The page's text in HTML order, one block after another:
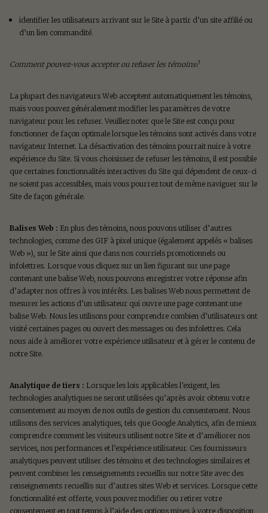
identifier les utilisateurs arrivant sur le Site à partir d’un site affilié ou
d’un lien commandité.
Comment pouvez-vous accepter ou refuser les témoins?
La plupart des navigateurs Web acceptent automatiquement les témoins,
mais vous pouvez généralement modifier les paramètres de votre
navigateur pour les refuser. Veuillez noter que le Site est conçu pour
fonctionner de façon optimale lorsque les témoins sont activés dans votre
navigateur Internet. La désactivation des témoins pourrait nuire à votre
expérience du Site. Si vous choisissez de refuser les témoins, il est possible
que certaines fonctionnalités interactives du Site qui dépendent de ceux-ci
ne soient pas accessibles, mais vous pourrez tout de même naviguer sur le
Site de façon générale.
Balises Web : En plus des témoins, nous pouvons utiliser d’autres
technologies, comme des GIF à pixel unique (également appelés « balises
Web »), sur le Site ainsi que dans nos courriels promotionnels ou
infolettres. Lorsque vous cliquez sur un lien figurant sur une page
contenant une balise Web, nous pouvons enregistrer votre réponse afin
d’adapter nos offres à vos intérêts. Les balises Web nous permettent de
mesurer les actions d’un utilisateur qui ouvre une page contenant une
balise Web. Nous les utilisons pour comprendre combien d’utilisateurs ont
visité certaines pages ou ouvert des messages ou des infolettres. Cela
nous aide à améliorer votre expérience utilisateur et à gérer le contenu de
notre Site.
Analytique de tiers : Lorsque les lois applicables l’exigent, les
technologies analytiques ne seront utilisées qu’après avoir obtenu votre
consentement au moyen de nos outils de gestion du consentement. Nous
utilisons des services analytiques, tels que Google Analytics, afin de mieux
comprendre comment les visiteurs utilisent notre Site et d’améliorer nos
services, nos performances et l’expérience utilisateur. Ces fournisseurs
analytiques peuvent utiliser des témoins et des technologies similaires et
peuvent combiner les renseignements recueillis sur notre Site avec des
renseignements recueillis sur d’autres sites Web et services. Lorsque cette
fonctionnalité est offerte, vous pouvez modifier ou retirer votre
consentement en tout temps à l’aide des options mises à votre disposition